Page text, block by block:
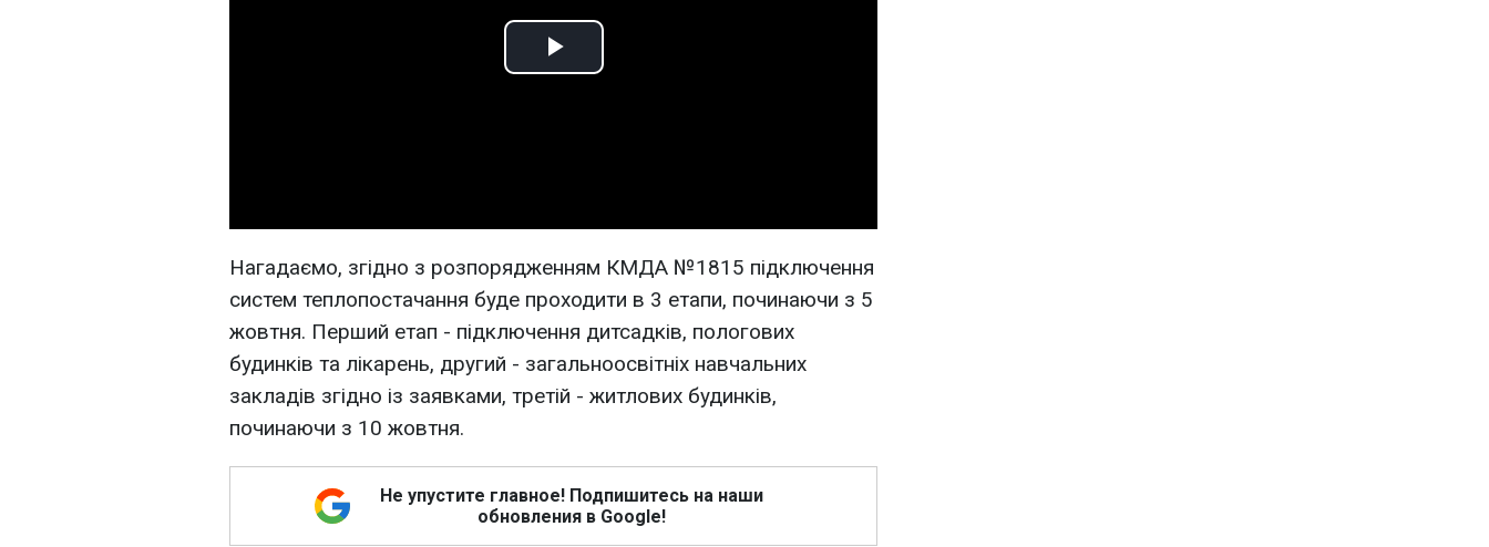
Play
Нагадаємо, згідно з розпорядженням КМДА №1815 підключення
систем теплопостачання буде проходити в 3 етапи, починаючи з 5
жовтня. Перший етап - підключення дитсадків, пологових
будинків та лікарень, другий - загальноосвітніх навчальних
закладів згідно із заявками, третій - житлових будинків,
починаючи з 10 жовтня.
Не упустите главное! Подпишитесь на наши
обновления в Google!